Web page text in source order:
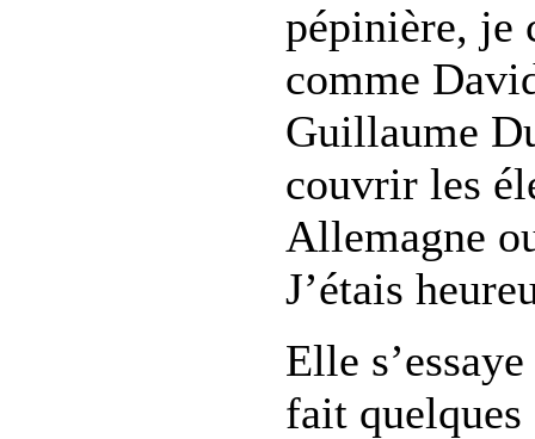
pépinière, je
comme
Guillaume
couvrir les
Allemagne
J’étais
Elle
fait quelques